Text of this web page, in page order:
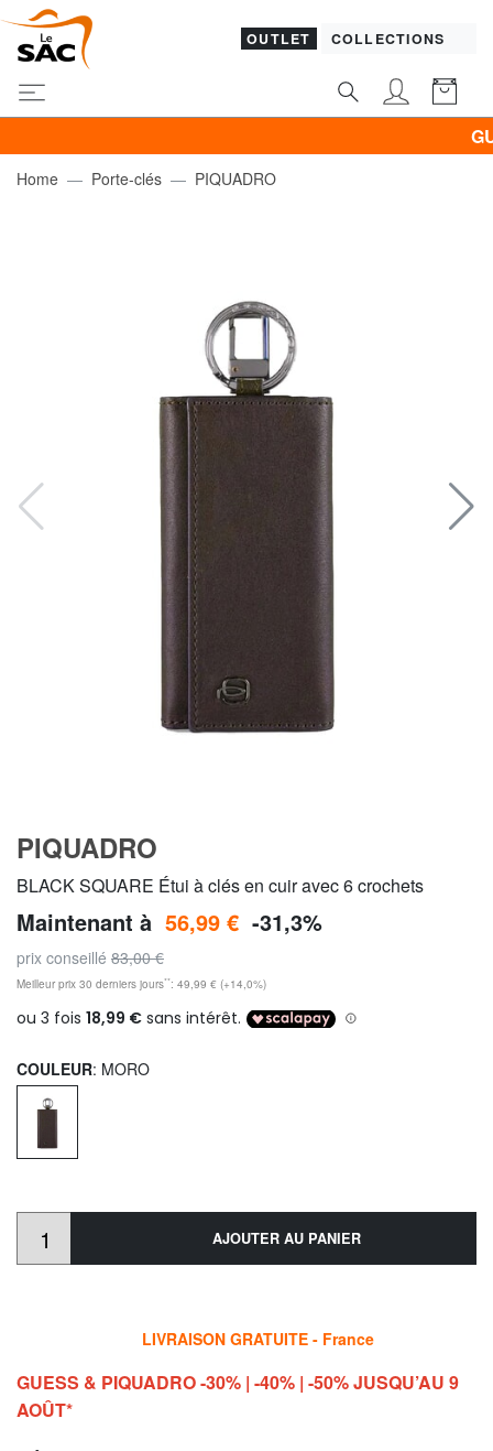
OUTLET COLLECTIONS
Home Porte-clés PIQUADRO
PIQUADRO
BLACK SQUARE Étui à clés en cuir avec 6 crochets
Maintenant à 56,99 € -31,3%
prix conseillé 83,00 €
Meilleur prix 30 derniers jours**: 49,99 € (+14,0%)
COULEUR: MORO
AJOUTER AU PANIER
LIVRAISON GRATUITE - France
GUESS & PIQUADRO -30% | -40% | -50% JUSQU’AU 9
AOÛT*